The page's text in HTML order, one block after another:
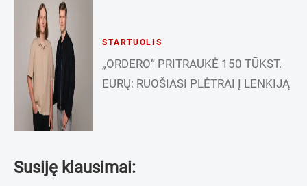
STARTUOLIS
„ORDERO“ PRITRAUKĖ 150 TŪKST.
EURŲ: RUOŠIASI PLĖTRAI Į LENKIJĄ
Susiję klausimai: